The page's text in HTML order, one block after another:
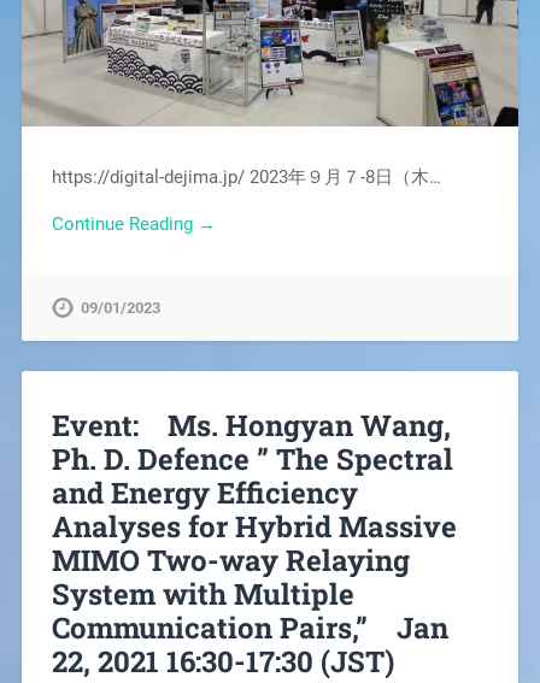
https://digital-dejima.jp/ 2023年９月７-8日（木…
Continue Reading →
09/01/2023
Event: Ms. Hongyan Wang,
Ph. D. Defence ” The Spectral
and Energy Efficiency
Analyses for Hybrid Massive
MIMO Two-way Relaying
System with Multiple
Communication Pairs,” Jan
22, 2021 16:30-17:30 (JST)